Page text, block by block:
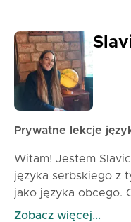
pedagogiczne,
języka, aby tworzyć
skupiające się na
poznając Cię.
Prywatne lekcje
Witam! Jestem
języka serbskiego z
jako języka obcego.
obcokrajowcom w
Zobacz więcej...